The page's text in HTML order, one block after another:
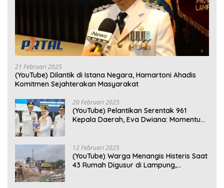
21 Februari 2025
(YouTube) Dilantik di Istana Negara, Hamartoni Ahadis
Komitmen Sejahterakan Masyarakat
20 Februari 2025
(YouTube) Pelantikan Serentak 961
Kepala Daerah, Eva Dwiana: Momentum
12 Februari 2025
(YouTube) Warga Menangis Histeris Saat
43 Rumah Digusur di Lampung,